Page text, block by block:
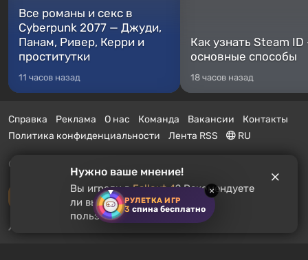
РУЛЕТКА ИГР
3 спина бесплатно
×
Все романы и секс в
Cyberpunk 2077 — Джуди,
Панам, Ривер, Керри и
проститутки
11 часов назад
Как узнать Steam
основные способы
18 часов назад
Справка Реклама О нас Команда Вакансии
Контакты
Политика конфиденциальности
Лента RSS RU
© 2011 - 2026 VGTimes
Полная версия
Push-уведомления о новостях:выключены
Нужно ваше мнение!
Вы играли вFallout 4? Рекомендуете
ли вы эту игру другим
пользователям?